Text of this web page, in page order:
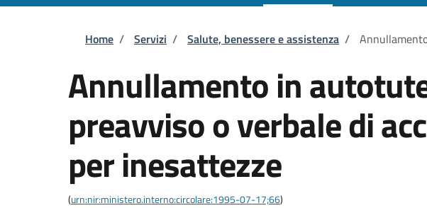
Briciole di pane
Home / Servizi / Salute, benessere e assistenza /
Annullamento in
preavviso o verbale di
per inesattezze
(urn:nir:ministero.interno:circolare:1995-07-17;66)